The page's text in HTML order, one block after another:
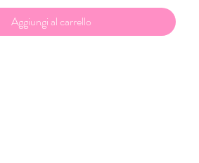
Aggiungi al carrello